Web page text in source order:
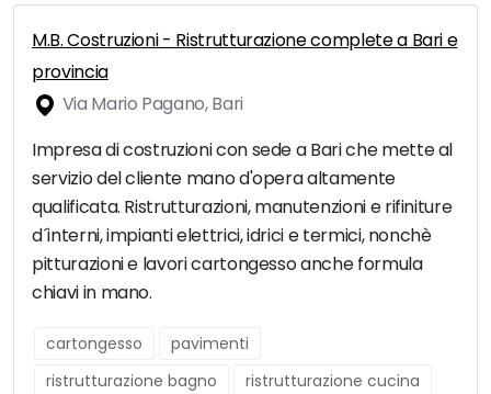
M.B. Costruzioni - Ristrutturazione complete a Bari e
provincia
Via Mario Pagano, Bari
Impresa di costruzioni con sede a Bari che mette al
servizio del cliente mano d'opera altamente
qualificata. Ristrutturazioni, manutenzioni e rifiniture
d´interni, impianti elettrici, idrici e termici, nonchè
pitturazioni e lavori cartongesso anche formula
chiavi in mano.
cartongesso
pavimenti
ristrutturazione bagno
ristrutturazione cucina